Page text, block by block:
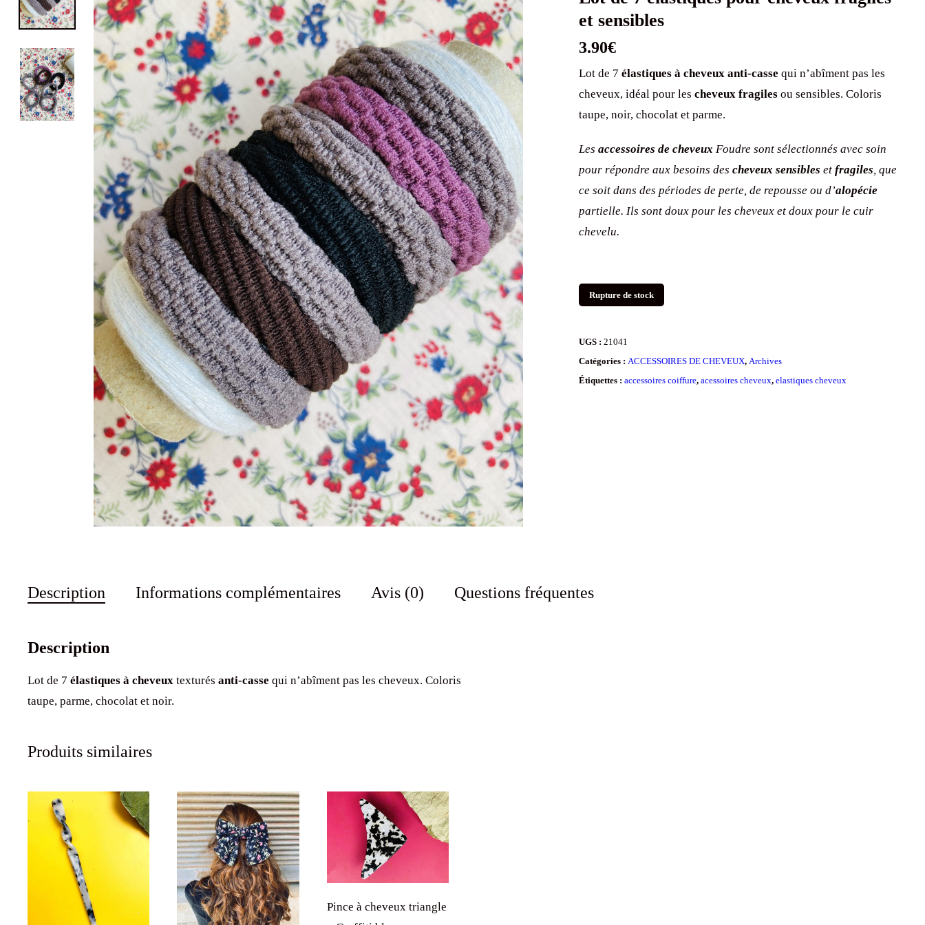
et sensibles
3.90€
Lot de 7élastiques à cheveux anti-casse qui n’abîment pas les
cheveux, idéal pour lescheveux fragiles ou sensibles. Coloris
taupe, noir, chocolat et parme.
Lesaccessoires de cheveux Foudre sont sélectionnés avec soin
pour répondre aux besoins descheveux sensibles etfragiles, que
ce soit dans des périodes de perte, de repousse ou d’alopécie
partielle. Ils sont doux pour les cheveux et doux pour le cuir
chevelu.
Rupture de stock
UGS :21041
Catégories :ACCESSOIRES DE CHEVEUX,Archives
Étiquettes :accessoires coiffure,acessoires cheveux,elastiques cheveux
Description Informations complémentaires Avis (0) Questions fréquentes
Description
Lot de 7 élastiques à cheveux texturés anti-casse qui n’abîment pas les cheveux. Coloris
taupe, parme, chocolat et noir.
Produits similaires
Pince à cheveux triangle